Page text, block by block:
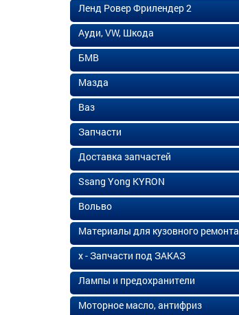
Ленд Ровер Фрилендер 2
Ауди, VW, Шкода
БМВ
Мазда
Ваз
Запчасти
Доставка запчастей
Ssang Yong KYRON
Вольво
Материалы для кузовного ремонта
х - Запчасти под ЗАКАЗ
Лампы и предохранители
Моторное масло, антифриз